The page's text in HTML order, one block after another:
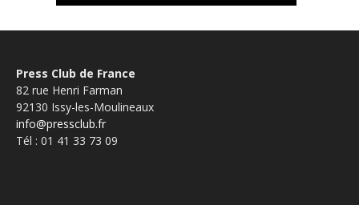
Press Club de France
82 rue Henri Farman
92130 Issy-les-Moulineaux
info@pressclub.fr
Tél : 01 41 33 73 09